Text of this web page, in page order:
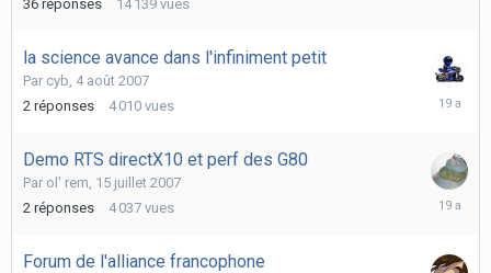
36 réponses 14 139 vues
la science avance dans l'infiniment petit
Par cyb, 4 août 2007
2 réponses 4 010 vues
Demo RTS directX10 et perf des G80
Par ol' rem, 15 juillet 2007
2 réponses 4 037 vues
19
Forum de l'alliance francophone